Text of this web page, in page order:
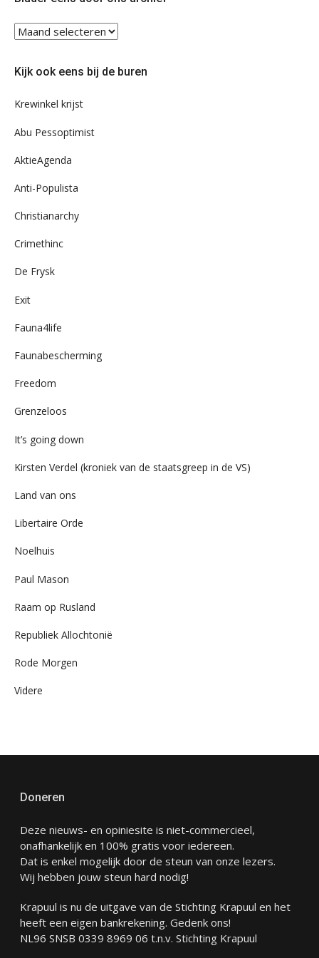
Blader
ons
Kijk ook eens bij de buren
Krewinkel krijst
Abu Pessoptimist
AktieAgenda
Anti-Populista
Christianarchy
Crimethinc
De Frysk
Exit
Fauna4life
Faunabescherming
Freedom
Grenzeloos
It’s going down
Kirsten Verdel (kroniek van de staatsgreep in de VS)
Land van ons
Libertaire Orde
Noelhuis
Paul Mason
Raam op Rusland
Republiek Allochtonië
Rode Morgen
Videre
Doneren
Deze nieuws- en opiniesite is niet-commercieel,
onafhankelijk en 100% gratis voor iedereen.
Dat is enkel mogelijk door de steun van onze lezers.
Wij hebben jouw steun hard nodig!
Krapuul is nu de uitgave van de Stichting Krapuul en het
heeft een eigen bankrekening. Gedenk ons!
NL96 SNSB 0339 8969 06 t.n.v. Stichting Krapuul